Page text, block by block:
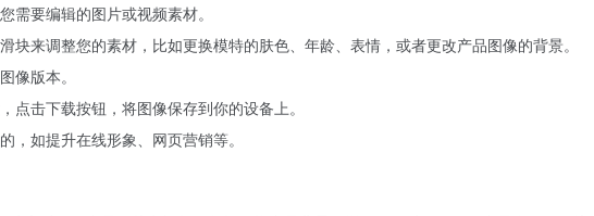
需要编辑的图片或视频素材。
块来调整您的素材，比如更换模特的肤色、年龄、表情，或者更改产品图像的背景。
像版本。
击下载按钮，将图像保存到你的设备上。
，如提升在线形象、网页营销等。